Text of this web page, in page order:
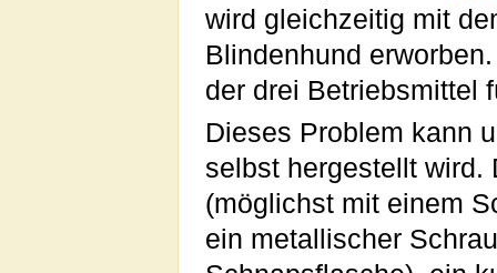
wird gleichzeitig mit
Blindenhund
der drei Betriebsmittel
Dieses Problem kann
selbst hergestellt
(möglichst mit einem
ein metallischer